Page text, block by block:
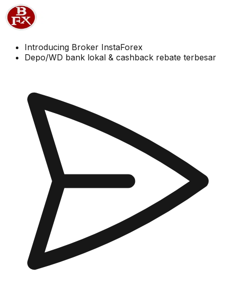
Introducing Broker InstaForex
Depo/WD bank lokal & cashback rebate terbesar